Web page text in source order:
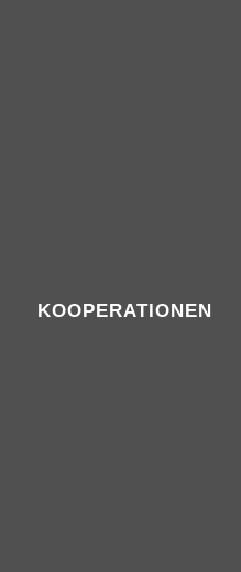
KOOPERATIONEN